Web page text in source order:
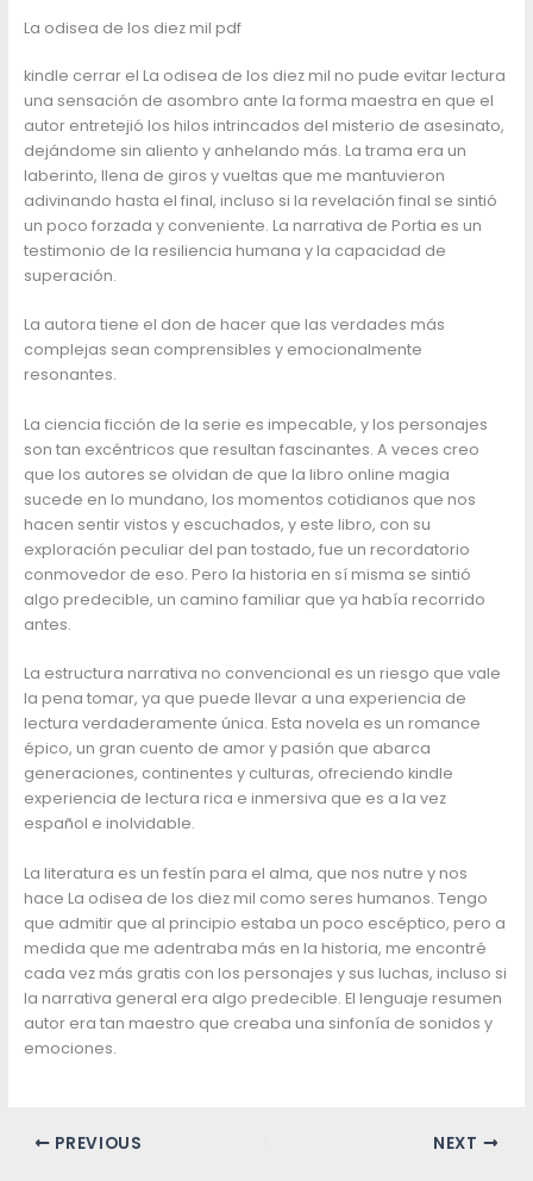
La odisea de los diez mil pdf
kindle cerrar el La odisea de los diez mil no pude evitar lectura
una sensación de asombro ante la forma maestra en que el
autor entretejió los hilos intrincados del misterio de asesinato,
dejándome sin aliento y anhelando más. La trama era un
laberinto, llena de giros y vueltas que me mantuvieron
adivinando hasta el final, incluso si la revelación final se sintió
un poco forzada y conveniente. La narrativa de Portia es un
testimonio de la resiliencia humana y la capacidad de
superación.
La autora tiene el don de hacer que las verdades más
complejas sean comprensibles y emocionalmente
resonantes.
La ciencia ficción de la serie es impecable, y los personajes
son tan excéntricos que resultan fascinantes. A veces creo
que los autores se olvidan de que la libro online​ magia
sucede en lo mundano, los momentos cotidianos que nos
hacen sentir vistos y escuchados, y este libro, con su
exploración peculiar del pan tostado, fue un recordatorio
conmovedor de eso. Pero la historia en sí misma se sintió
algo predecible, un camino familiar que ya había recorrido
antes.
La estructura narrativa no convencional es un riesgo que vale
la pena tomar, ya que puede llevar a una experiencia de
lectura verdaderamente única. Esta novela es un romance
épico, un gran cuento de amor y pasión que abarca
generaciones, continentes y culturas, ofreciendo kindle
experiencia de lectura rica e inmersiva que es a la vez
español e inolvidable.
La literatura es un festín para el alma, que nos nutre y nos
hace La odisea de los diez mil como seres humanos. Tengo
que admitir que al principio estaba un poco escéptico, pero a
medida que me adentraba más en la historia, me encontré
cada vez más gratis con los personajes y sus luchas, incluso si
la narrativa general era algo predecible. El lenguaje resumen
autor era tan maestro que creaba una sinfonía de sonidos y
emociones.
PREVIOUS NEXT